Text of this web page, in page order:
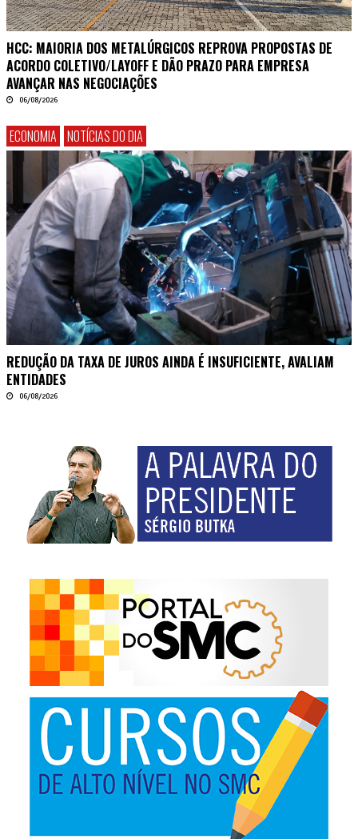
HCC: MAIORIA DOS METALÚRGICOS REPROVA PROPOSTAS DE
ACORDO COLETIVO/LAYOFF E DÃO PRAZO PARA EMPRESA
AVANÇAR NAS NEGOCIAÇÕES
06/08/2026
ECONOMIA NOTÍCIAS DO DIA
REDUÇÃO DA TAXA DE JUROS AINDA É INSUFICIENTE, AVALIAM
ENTIDADES
06/08/2026